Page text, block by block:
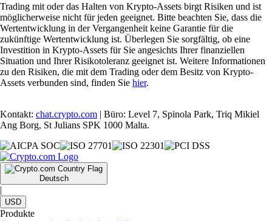
Trading mit oder das Halten von Krypto-Assets birgt Risiken und ist
möglicherweise nicht für jeden geeignet. Bitte beachten Sie, dass die
Wertentwicklung in der Vergangenheit keine Garantie für die
zukünftige Wertentwicklung ist. Überlegen Sie sorgfältig, ob eine
Investition in Krypto-Assets für Sie angesichts Ihrer finanziellen
Situation und Ihrer Risikotoleranz geeignet ist. Weitere Informationen
zu den Risiken, die mit dem Trading oder dem Besitz von Krypto-
Assets verbunden sind, finden Sie hier.
Kontakt: chat.crypto.com | Büro: Level 7, Spinola Park, Triq Mikiel
Ang Borg, St Julians SPK 1000 Malta.
Deutsch
|
USD
Produkte